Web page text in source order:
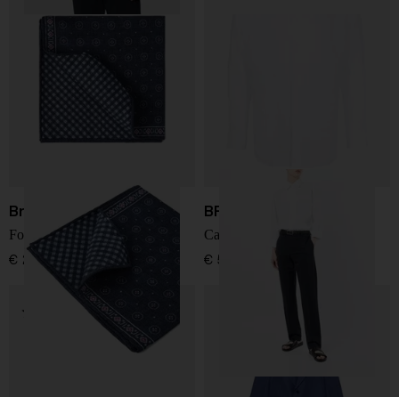
Brunello Cucinelli
Foulard in seta
€ 230,00
BRIONI
Camicia in lino
€ 590,00